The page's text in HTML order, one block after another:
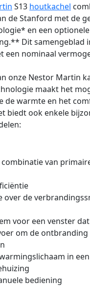
S13 houtkachel
de Stanford met de
en een optionele
Dit samengeblad
een nominaal
onze Nestor Martin
maakt het
de warmte en het
biedt ook enkele
van
over de
voor een venster
om de ontbranding
in
bediening